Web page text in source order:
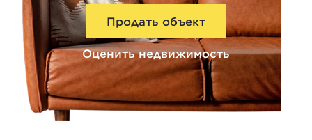
Продать объект
Оценить недвижимость